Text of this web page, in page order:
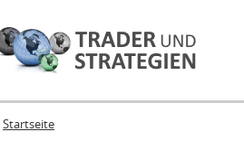
Sie sind hier
Startseite